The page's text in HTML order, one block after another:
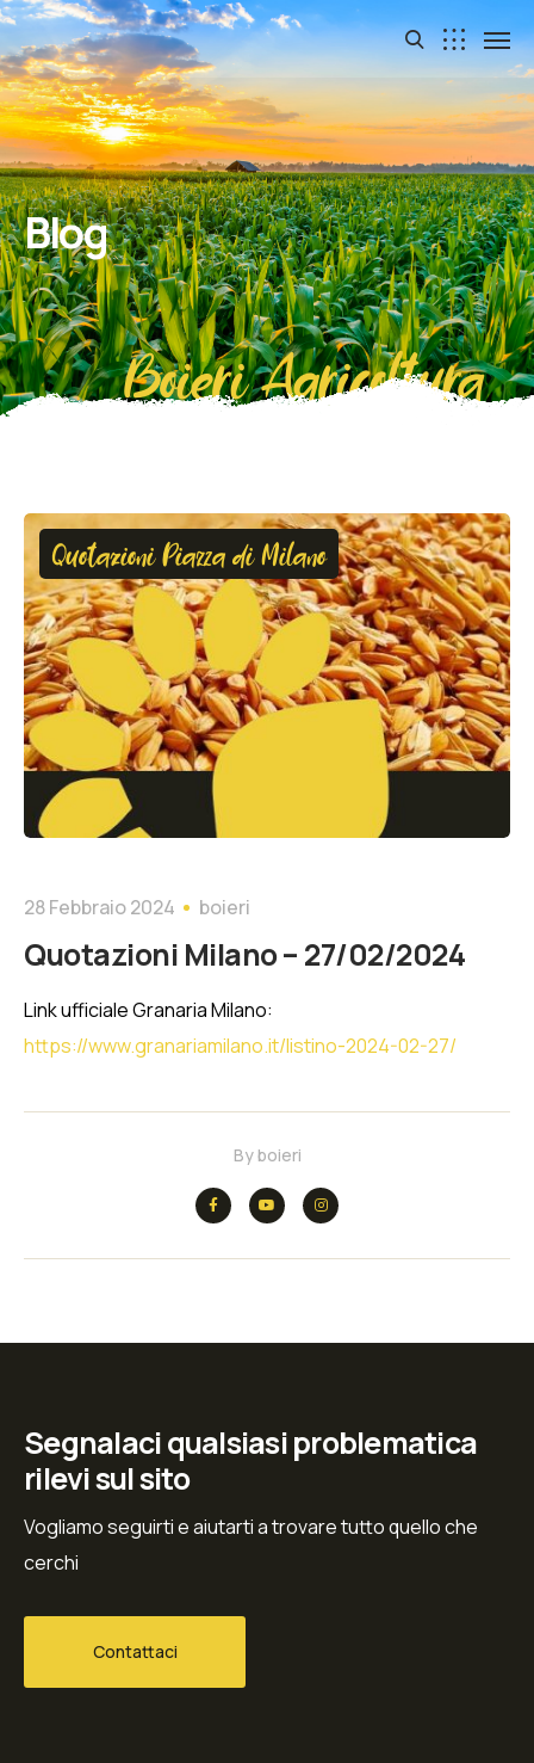
Blog
Boieri Agricoltura
Quotazioni Piazza di Milano
28 Febbraio 2024 boieri
Quotazioni Milano – 27/02/2024
Link ufficiale Granaria Milano:
https://www.granariamilano.it/listino-2024-02-27/
Byboieri
Segnalaci qualsiasi problematica
rilevi sul sito
Vogliamo seguirti e aiutarti a trovare tutto quello che
cerchi
Contattaci